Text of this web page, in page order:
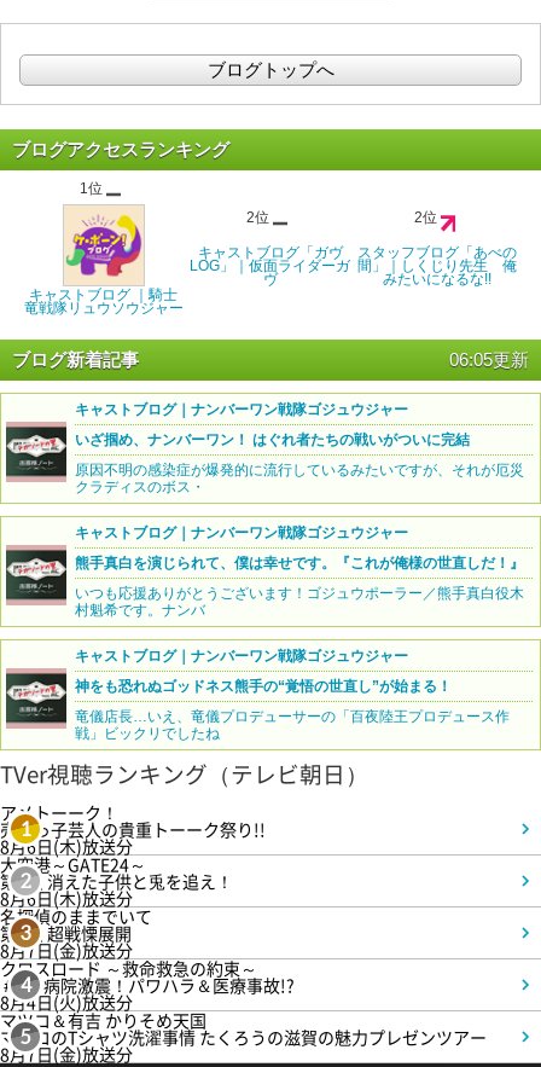
ブログトップへ
ブログアクセスランキング
1位
キャストブログ ｜騎士
竜戦隊リュウソウジャー
2位
キャストブログ「ガヴ
LOG」｜仮面ライダーガ
ヴ
2位
スタッフブログ「あべの
間」｜しくじり先生 俺
みたいになるな!!
ブログ新着記事 06:05更新
キャストブログ｜ナンバーワン戦隊ゴジュウジャー
いざ掴め、ナンバーワン！ はぐれ者たちの戦いがついに完結
原因不明の感染症が爆発的に流行しているみたいですが、それが厄災
クラディスのボス・
キャストブログ｜ナンバーワン戦隊ゴジュウジャー
熊手真白を演じられて、僕は幸せです。『これが俺様の世直しだ！』
いつも応援ありがとうございます！ゴジュウポーラー／熊手真白役木
村魁希です。ナンバ
キャストブログ｜ナンバーワン戦隊ゴジュウジャー
神をも恐れぬゴッドネス熊手の“覚悟の世直し”が始まる！
竜儀店長…いえ、竜儀プロデューサーの「百夜陸王プロデュース作
戦」ビックリでしたね
TVer視聴ランキング（テレビ朝日）
1
アメトーーク！
売れっ子芸人の貴重トーーク祭り!!
8月6日(木)放送分
2
大空港～GATE24～
第3話 消えた子供と兎を追え！
8月6日(木)放送分
3
名探偵のままでいて
第4話 超戦慄展開
8月7日(金)放送分
4
クロスロード ～救命救急の約束～
＃5 病院激震！パワハラ＆医療事故!?
8月4日(火)放送分
5
マツコ＆有吉 かりそめ天国
マツコのTシャツ洗濯事情 たくろうの滋賀の魅力プレゼンツアー
8月7日(金)放送分